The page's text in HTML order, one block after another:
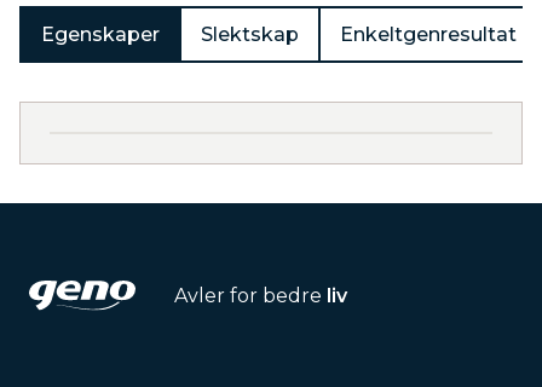
Egenskaper Slektskap Enkeltgenresultat
Avler for bedre liv